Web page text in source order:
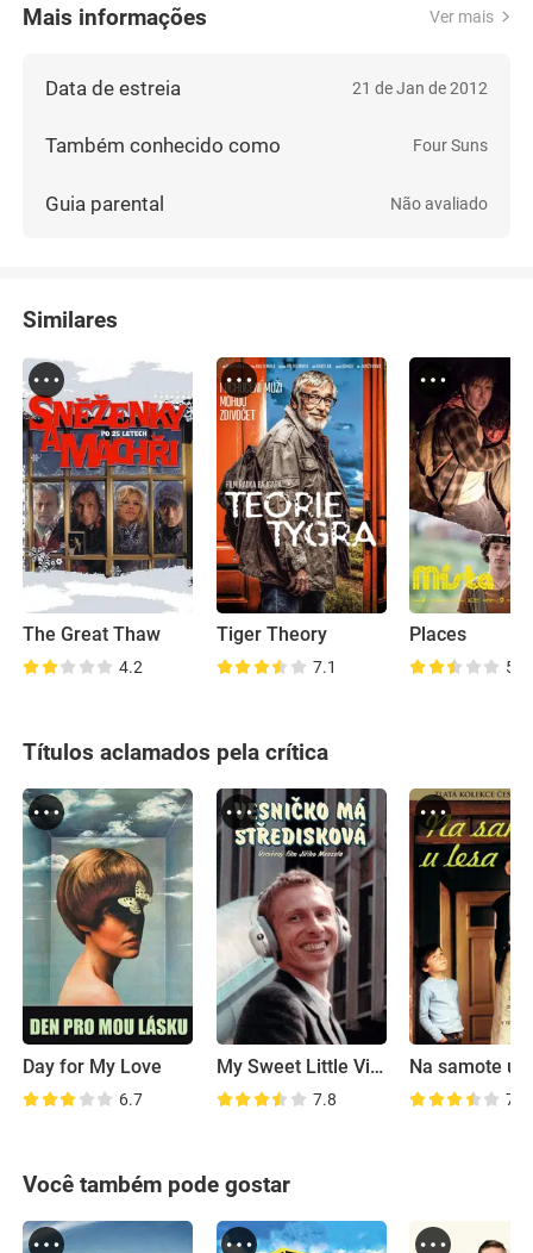
Mais informações Ver mais
Data de estreia 21 de Jan de 2012
Também conhecido como Four Suns
Guia parental Não avaliado
Similares
The Great Thaw
4.2
Tiger Theory
7.1
Places
5.4
Títulos aclamados pela crítica
Day for My Love
6.7
My Sweet Little Village
7.8
Na samote u
7.7
Você também pode gostar